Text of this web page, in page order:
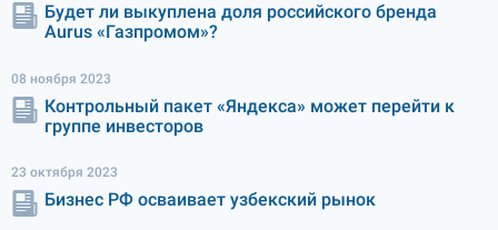
Будет ли выкуплена доля российского бренда
Aurus «Газпромом»?
08 ноября 2023
Контрольный пакет «Яндекса» может перейти к
группе инвесторов
23 октября 2023
Бизнес РФ осваивает узбекский рынок